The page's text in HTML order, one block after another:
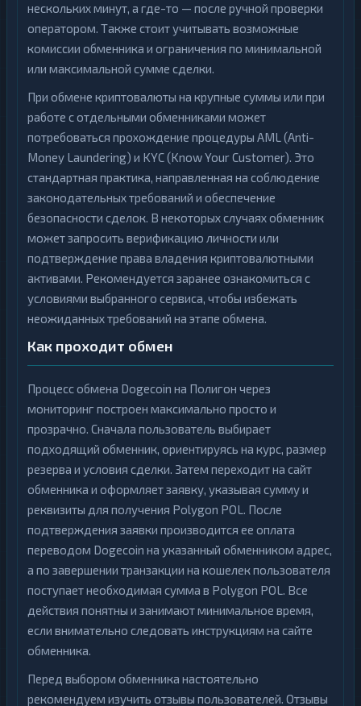
нескольких минут, а где-то — после ручной проверки
оператором. Также стоит учитывать возможные
комиссии обменника и ограничения по минимальной
или максимальной сумме сделки.
При обмене криптовалюты на крупные суммы или при
работе с отдельными обменниками может
потребоваться прохождение процедуры AML (Anti-
Money Laundering) и KYC (Know Your Customer). Это
стандартная практика, направленная на соблюдение
законодательных требований и обеспечение
безопасности сделок. В некоторых случаях обменник
может запросить верификацию личности или
подтверждение права владения криптовалютными
активами. Рекомендуется заранее ознакомиться с
условиями выбранного сервиса, чтобы избежать
неожиданных требований на этапе обмена.
Как проходит обмен
Процесс обмена Dogecoin на Полигон через
мониторинг построен максимально просто и
прозрачно. Сначала пользователь выбирает
подходящий обменник, ориентируясь на курс, размер
резерва и условия сделки. Затем переходит на сайт
обменника и оформляет заявку, указывая сумму и
реквизиты для получения Polygon POL. После
подтверждения заявки производится ее оплата
переводом Dogecoin на указанный обменником адрес,
а по завершении транзакции на кошелек пользователя
поступает необходимая сумма в Polygon POL. Все
действия понятны и занимают минимальное время,
если внимательно следовать инструкциям на сайте
обменника.
Перед выбором обменника настоятельно
рекомендуем изучить отзывы пользователей. Отзывы